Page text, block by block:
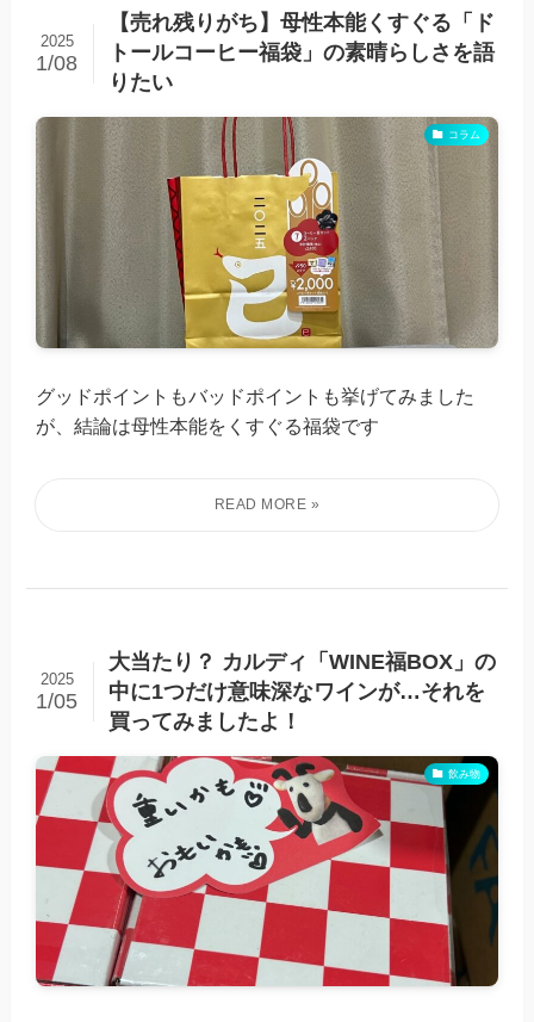
【売れ残りがち】母性本能くすぐる「ド
トールコーヒー福袋」の素晴らしさを語
りたい
2025
1/08
コラム
グッドポイントもバッドポイントも挙げてみました
が、結論は母性本能をくすぐる福袋です
大当たり？ カルディ「WINE福BOX」の
中に1つだけ意味深なワインが…それを
買ってみましたよ！
2025
1/05
飲み物